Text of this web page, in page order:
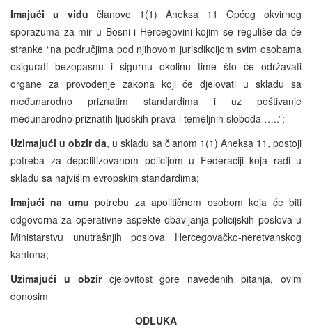
Imajući u vidu članove 1(1) Aneksa 11 Općeg okvirnog
sporazuma za mir u Bosni i Hercegovini kojim se reguliše da će
stranke “na područjima pod njihovom jurisdikcijom svim osobama
osigurati bezopasnu i sigurnu okolinu time što će održavati
organe za provođenje zakona koji će djelovati u skladu sa
međunarodno priznatim standardima i uz poštivanje
međunarodno priznatih ljudskih prava i temeljnih sloboda …..”;
Uzimajući u obzir da, u skladu sa članom 1(1) Aneksa 11, postoji
potreba za depolitizovanom policijom u Federaciji koja radi u
skladu sa najvišim evropskim standardima;
Imajući na umu potrebu za apolitičnom osobom koja će biti
odgovorna za operativne aspekte obavljanja policijskih poslova u
Ministarstvu unutrašnjih poslova Hercegovačko-neretvanskog
kantona;
Uzimajući u obzircjelovitost gore navedenih pitanja, ovim
donosim
ODLUKA